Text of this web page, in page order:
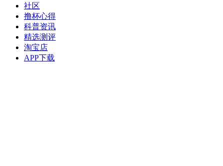
社区
撸杯心得
科普资讯
精选测评
淘宝店
APP下载